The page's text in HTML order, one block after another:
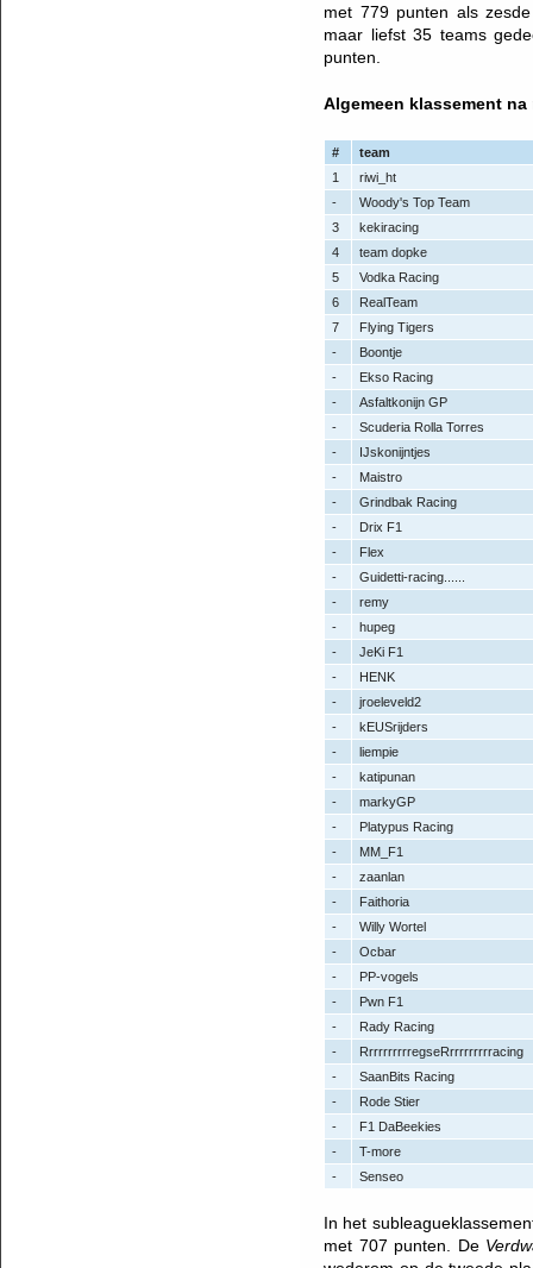
met 779 punten als
maar liefst 35 teams
punten.
Algemeen klassement na
#
team
1
riwi_ht
-
Woody's Top Team
3
kekiracing
4
team dopke
5
Vodka Racing
6
RealTeam
7
Flying Tigers
-
Boontje
-
Ekso Racing
-
Asfaltkonijn GP
-
Scuderia Rolla Torres
-
IJskonijntjes
-
Maistro
-
Grindbak Racing
-
Drix F1
-
Flex
-
Guidetti-racing......
-
remy
-
hupeg
-
JeKi F1
-
HENK
-
jroeleveld2
-
kEUSrijders
-
liempie
-
katipunan
-
markyGP
-
Platypus Racing
-
MM_F1
-
zaanlan
-
Faithoria
-
Willy Wortel
-
Ocbar
-
PP-vogels
-
Pwn F1
-
Rady Racing
-
RrrrrrrrrregseRrrrrrrrrracing
-
SaanBits Racing
-
Rode Stier
-
F1 DaBeekies
-
T-more
-
Senseo
In het
met 707 punten. De